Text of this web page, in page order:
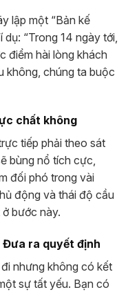
lập một “Bản kế
“Trong 14 ngày tới,
điểm hài lòng khách
không, chúng ta buộc
chất không
tiếp phải theo sát
bùng nổ tích cực,
đối phó trong vài
động và thái độ cầu
bước này.
Đưa ra quyết định
nhưng không có kết
sự tất yếu. Bạn có